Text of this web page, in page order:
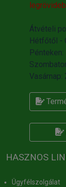
Átvételi
Hétfőtől -
Pénteken:
Vasárnap:
HASZNOS
Ügyfélszolgálat